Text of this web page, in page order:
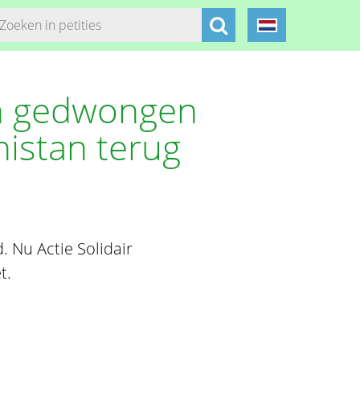
terug
Nu Actie Solidair